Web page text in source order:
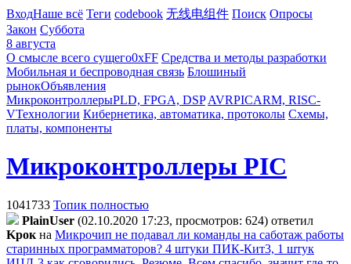
ВходНаше всё Теги codebook 无线电组件 Поиск Опросы
Закон Суббота
8 августа
О смысле всего сущего0xFF Средства и методы разработки
Мобильная и беспроводная связь Блошиный
рынокОбъявления
МикроконтроллерыPLD, FPGA, DSP AVRPICARM, RISC-
VТехнологии Кибернетика, автоматика, протоколы Схемы,
платы, компоненты
Микроконтроллеры PIC
1041733 Топик полностью
PlainUser (02.10.2020 17:23, просмотров: 624) ответил
Kpoк на Микрочип не подавал ли команды на саботаж работы
старинных программаторов? 4 штуки ПИК-Кит3, 1 штук